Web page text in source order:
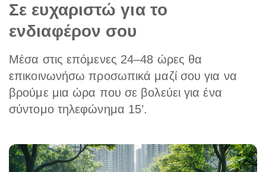
Σε ευχαριστώ για το
ενδιαφέρον σου
Μέσα στις επόμενες 24–48 ώρες θα
επικοινωνήσω προσωπικά μαζί σου για να
βρούμε μια ώρα που σε βολεύει για ένα
σύντομο τηλεφώνημα 15’.